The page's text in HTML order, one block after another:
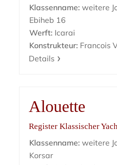
Klassenname: weitere
Ebiheb 16
Werft: Icarai
Konstrukteur: Francois
Details
Alouette
Register Klassischer
Klassenname: weitere
Korsar